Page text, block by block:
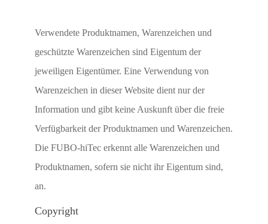
Verwendete Produktnamen, Warenzeichen und
geschützte Warenzeichen sind Eigentum der
jeweiligen Eigentümer. Eine Verwendung von
Warenzeichen in dieser Website dient nur der
Information und gibt keine Auskunft über die freie
Verfügbarkeit der Produktnamen und Warenzeichen.
Die FUBO-hiTec erkennt alle Warenzeichen und
Produktnamen, sofern sie nicht ihr Eigentum sind,
an.
Copyright